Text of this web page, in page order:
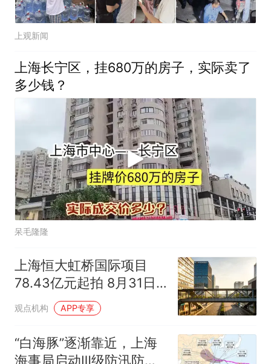
上观新闻
上海长宁区，挂680万的房子，实际卖了
多少钱？
呆毛隆隆
上海恒大虹桥国际项目
78.43亿元起拍 8月31日
开拍
观点机构 APP专享
“白海豚”逐渐靠近，上海
海事局启动Ⅲ级防汛防台